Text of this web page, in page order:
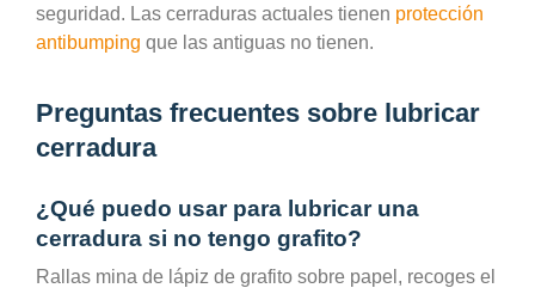
seguridad. Las cerraduras actuales tienen protección
antibumping que las antiguas no tienen.
Preguntas frecuentes sobre lubricar
cerradura
¿Qué puedo usar para lubricar una
cerradura si no tengo grafito?
Rallas mina de lápiz de grafito sobre papel, recoges el